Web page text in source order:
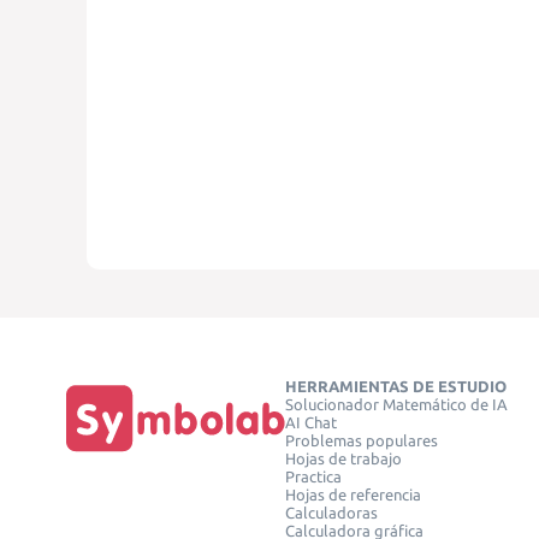
HERRAMIENTAS DE ESTUDIO
Solucionador Matemático de IA
AI Chat
Problemas populares
Hojas de trabajo
Practica
Hojas de referencia
Calculadoras
Calculadora gráfica